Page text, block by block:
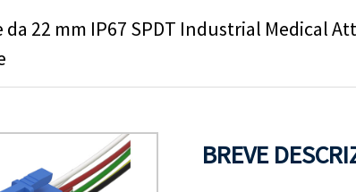
22 mm IP67 SPDT Industrial Medical
BREVE